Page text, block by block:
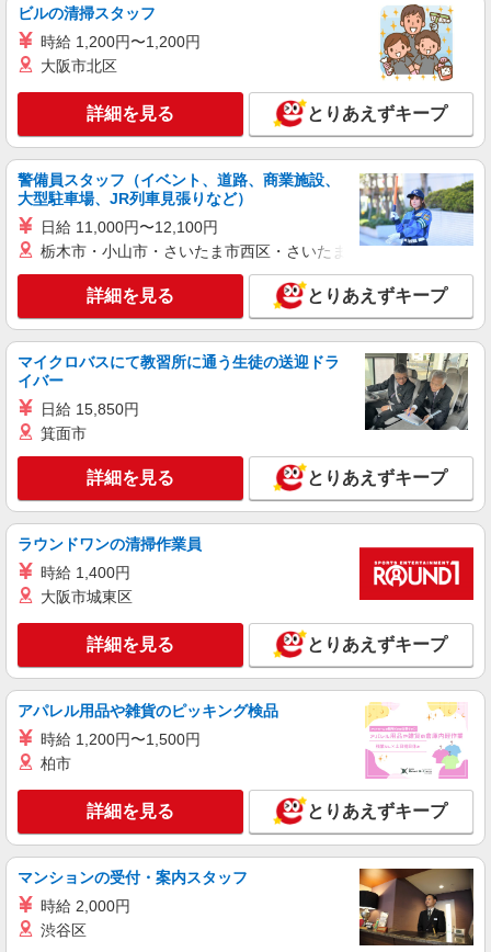
高校生時給1,080円 ※早朝手当（5:00〜9:00）時給
＋150円
福島県福島市北矢野目字原田66-13
キープ 詳細を見る
アルバイト パート
丸亀製麺福島店
キッチン・ホールスタッフ
時給1100円〜 ☆22時以降は時給25％UP（深夜
割増有）
キープ 詳細を見る
アルバイト パート
びっくりドンキー 南福島店
びっくりドンキーのキッチンスタッフ
1,040円 深夜（22時以降 年少者不可）時給1,300
円 ☆12月31日〜1月3日まで年末年始手当有（時給
アップ）
びっくりドンキー 南福島店 福島県福島市鳥
谷野字天神18－1
詳細を見る
アルバイト パート
びっくりドンキーのキッチンスタッフ
時給1,040円 18歳未満（高校生含む）時給
1,040円 深夜（22時以降 年少者不可）時給1,300
円 ☆12月31日〜1月3日まで年末年始手当有（時給
アップ）
びっくりドンキー 八木田橋店 福島県福島市
八木田字中島9－1－9
キープ 詳細を見る
アルバイト パート
びっくりドンキー 福島西バイパス店
びっくりドンキーのキッチンスタッフ
時給1,040円 18歳未満（高校生含む）時給
1,040円 深夜（22時以降 年少者不可）時給1,300
ビルの清掃スタッフ
時給 1,200円〜1,200円
大阪市北区
詳細を見る とりあえずキープ
警備員スタッフ（イベント、道路、商業施設、
大型駐車場、JR列車見張りなど）
日給 11,000円〜12,100円
栃木市・小山市・さいたま市西区・さいたま市岩槻区・久喜市・
詳細を見る とりあえずキープ
マイクロバスにて教習所に通う生徒の送迎ドラ
イバー
日給 15,850円
箕面市
詳細を見る とりあえずキープ
ラウンドワンの清掃作業員
時給 1,400円
大阪市城東区
詳細を見る とりあえずキープ
アパレル用品や雑貨のピッキング検品
時給 1,200円〜1,500円
柏市
詳細を見る とりあえずキープ
マンションの受付・案内スタッフ
時給 2,000円
渋谷区